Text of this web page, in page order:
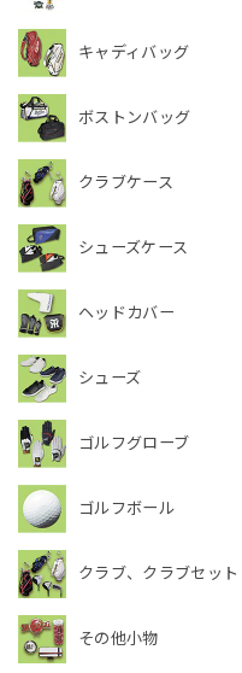
キャディバッグ
ボストンバッグ
クラブケース
シューズケース
ヘッドカバー
シューズ
ゴルフグローブ
ゴルフボール
クラブ、クラブセット
その他小物